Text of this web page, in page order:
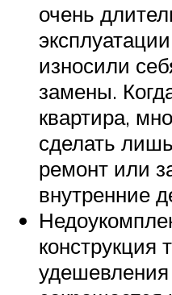
очень
износили
замены.
квартира,
сделать
ремонт или
внутренние
конструкция